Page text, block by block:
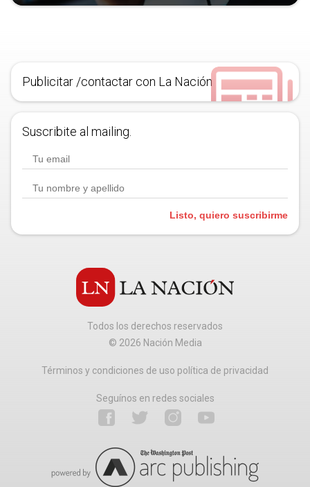
Publicitar /contactar con La Nación
Suscribite al mailing.
Listo, quiero suscribirme
Todos los derechos reservados
© 2026 Nación Media
Términos y condiciones de uso política de privacidad
Seguínos en redes sociales